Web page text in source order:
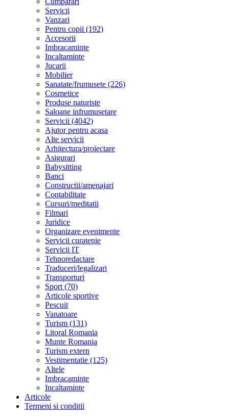
Servicii
Vanzari
Pentru copii (192)
Accesorii
Imbracaminte
Incaltaminte
Jucarii
Mobilier
Sanatate/frumusete (226)
Cosmetice
Produse naturiste
Saloane infrumusetare
Servicii (4042)
Ajutor pentru acasa
Alte servicii
Arhitectura/proiectare
Asigurari
Babysitting
Banci
Constructii/amenajari
Contabilitate
Cursuri/meditatii
Filmari
Juridice
Organizare evenimente
Servicii curatenie
Servicii IT
Tehnoredactare
Traduceri/legalizari
Transporturi
Sport (70)
Articole sportive
Pescuit
Vanatoare
Turism (131)
Litoral Romania
Munte Romania
Turism extern
Vestimentatie (125)
Altele
Imbracaminte
Incaltaminte
Articole
Termeni si conditii